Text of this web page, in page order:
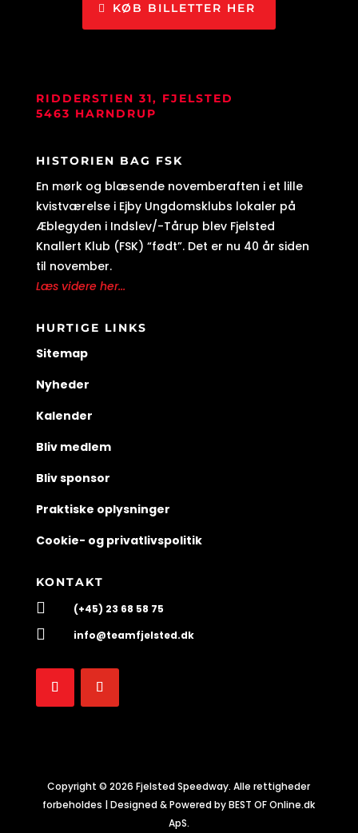
KØB BILLETTER HER
RIDDERSTIEN 31, FJELSTED
5463 HARNDRUP
HISTORIEN BAG FSK
En mørk og blæsende novemberaften i et lille
kvistværelse i Ejby Ungdomsklubs lokaler på
Æblegyden i Indslev/-Tårup blev Fjelsted
Knallert Klub (FSK) “født”. Det er nu 40 år siden
til november.
Læs videre her...
HURTIGE LINKS
Sitemap
Nyheder
Kalender
Bliv medlem
Bliv sponsor
Praktiske oplysninger
Cookie- og privatlivspolitik
KONTAKT
 (+45) 23 68 58 75
 info@teamfjelsted.dk
Copyright © 2026 Fjelsted Speedway. Alle rettigheder
forbeholdes | Designed & Powered by BEST OF Online.dk
ApS.